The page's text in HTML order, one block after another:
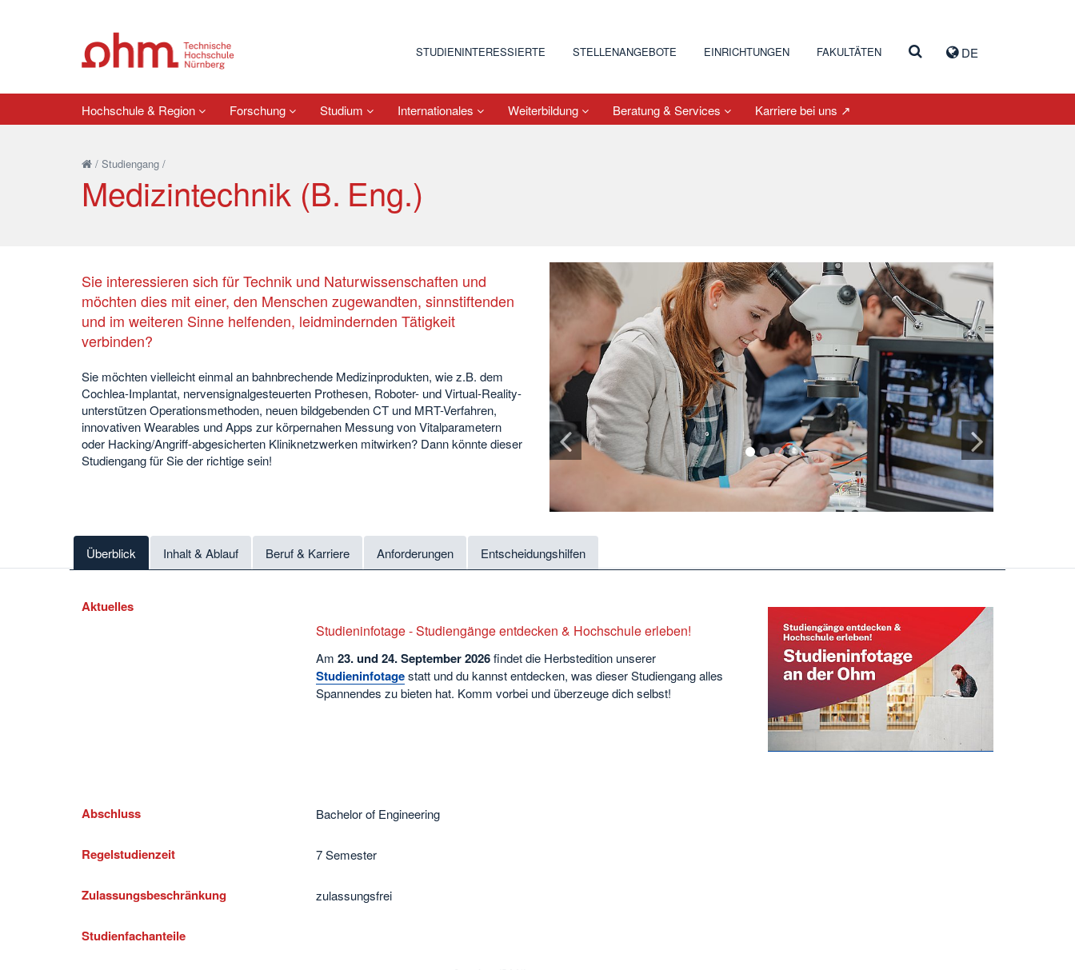
DE
STUDIENINTERESSIERTE STELLENANGEBOTE EINRICHTUNGEN FAKULTÄTEN
Hochschule & Region Forschung Studium Internationales Weiterbildung Beratung & Services Karriere bei uns ↗
/ Studiengang /
Medizintechnik (B. Eng.)
Sie interessieren sich für Technik und Naturwissenschaften und
möchten dies mit einer, den Menschen zugewandten, sinnstiftenden
und im weiteren Sinne helfenden, leidmindernden Tätigkeit
verbinden?
Sie möchten vielleicht einmal an bahnbrechende Medizinprodukten, wie z.B. dem
Cochlea-Implantat, nervensignalgesteuerten Prothesen, Roboter- und Virtual-Reality-
unterstützen Operationsmethoden, neuen bildgebenden CT und MRT-Verfahren,
innovativen Wearables und Apps zur körpernahen Messung von Vitalparametern
oder Hacking/Angriff-abgesicherten Kliniknetzwerken mitwirken? Dann könnte dieser
Studiengang für Sie der richtige sein!
1 2 3 4
Überblick Inhalt & Ablauf Beruf & Karriere Anforderungen Entscheidungshilfen
Aktuelles
Studieninfotage - Studiengänge entdecken & Hochschule erleben!
Am 23. und 24. September 2026findet die Herbstedition unserer
Studieninfotagestatt und du kannst entdecken, was dieser Studiengang alles
Spannendes zu bieten hat. Komm vorbei und überzeuge dich selbst!
Abschluss Bachelor of Engineering
Regelstudienzeit 7 Semester
Zulassungsbeschränkung zulassungsfrei
Studienfachanteile